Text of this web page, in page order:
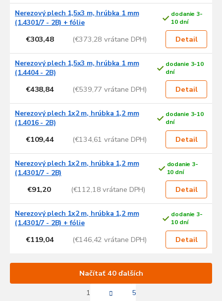
Nerezový plech 1,5x3 m, hrúbka 1 mm
(1.4301/7 - 2B) + fólie
dodanie 3-
10 dní
€303,48 (€373,28 vrátane DPH) Detail
Nerezový plech 1,5x3 m, hrúbka 1 mm
(1.4404 - 2B)
dodanie 3-10
dní
€438,84 (€539,77 vrátane DPH) Detail
Nerezový plech 1x2 m, hrúbka 1,2 mm
(1.4016 - 2B)
dodanie 3-10
dní
€109,44 (€134,61 vrátane DPH) Detail
Nerezový plech 1x2 m, hrúbka 1,2 mm
(1.4301/7 - 2B)
dodanie 3-
10 dní
€91,20 (€112,18 vrátane DPH) Detail
Nerezový plech 1x2 m, hrúbka 1,2 mm
(1.4301/7 - 2B) + fólie
dodanie 3-
10 dní
€119,04 (€146,42 vrátane DPH) Detail
Načítať 40 ďalších
S
t
1
5